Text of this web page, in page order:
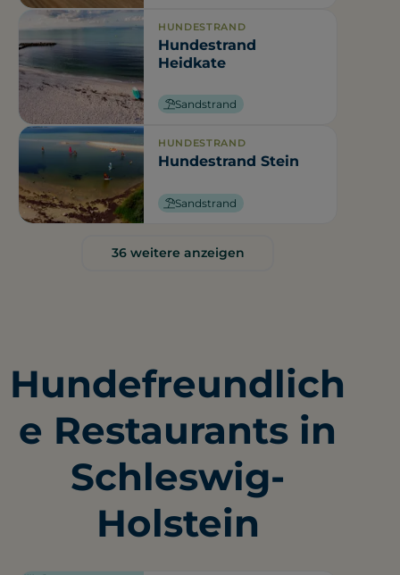
HUNDESTRAND
Hundestrand
Heidkate
Sandstrand
HUNDESTRAND
Hundestrand Stein
Sandstrand
36 weitere anzeigen
Hundefreundlich
e Restaurants in
Schleswig-
Holstein